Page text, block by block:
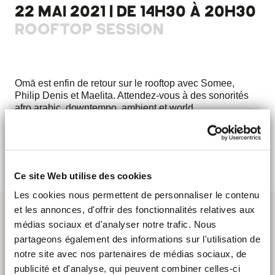
Ce site Web utilise des cookies
Les cookies nous permettent de personnaliser le contenu
et les annonces, d'offrir des fonctionnalités relatives aux
médias sociaux et d'analyser notre trafic. Nous
partageons également des informations sur l'utilisation de
notre site avec nos partenaires de médias sociaux, de
publicité et d'analyse, qui peuvent combiner celles-ci
22 MAI 2021 | DE 14H30 À 20H30
ROOFTOP SESSION
Omā est enfin de retour sur le rooftop avec Somee,
Philip Denis et Maelita. Attendez-vous à des sonorités
afro arabic, downtempo, ambient et world.